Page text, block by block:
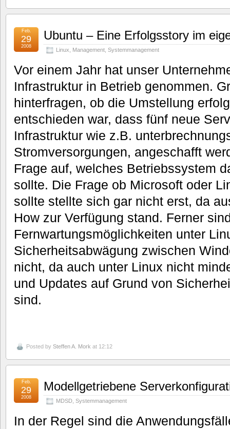
Ubuntu – Eine Erfolgsstory im
Linux Management Systemmanagement
Feb.
29
2008
Vor einem Jahr hat unser
Infrastruktur in Betrieb genommen.
hinterfragen, ob die Umstellung
entschieden war, dass fünf neue
Infrastruktur wie z.B.
Stromversorgungen, angeschafft
Frage auf, welches Betriebssystem
sollte. Die Frage ob Microsoft oder
sollte stellte sich gar nicht erst, da
How zur Verfügung stand. Ferner
Fernwartungsmöglichkeiten unter
Sicherheitsabwägung zwischen
nicht, da auch unter Linux nicht
und Updates auf Grund von
sind.
Posted by Steffen A. Mork at 12:12
Modellgetriebene
MDSD Systemmanagement
Feb.
29
2008
In der Regel sind die